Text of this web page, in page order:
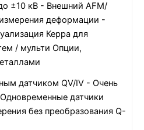
±10 кВ - Внешний AFM/
деформации -
Керра для
/ мульти Опции,
датчиком QV/IV - Очень
датчики
без преобразования Q-